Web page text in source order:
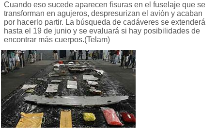
Cuando eso sucede aparecen fisuras en el fuselaje que se
transforman en agujeros, despresurizan el avión y acaban
por hacerlo partir. La búsqueda de cadáveres se extenderá
hasta el 19 de junio y se evaluará si hay posibilidades de
encontrar más cuerpos.(Telam)